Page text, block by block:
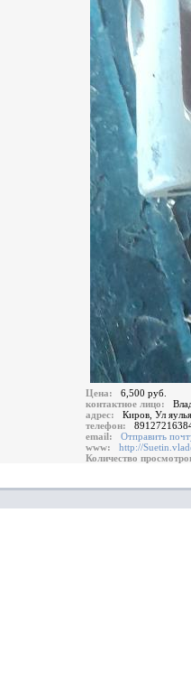
Цена:
6,500 руб.
контактное лицо:
адрес:
Киров, Ул
телефон:
email:
Отправить
www:
http://
Количество